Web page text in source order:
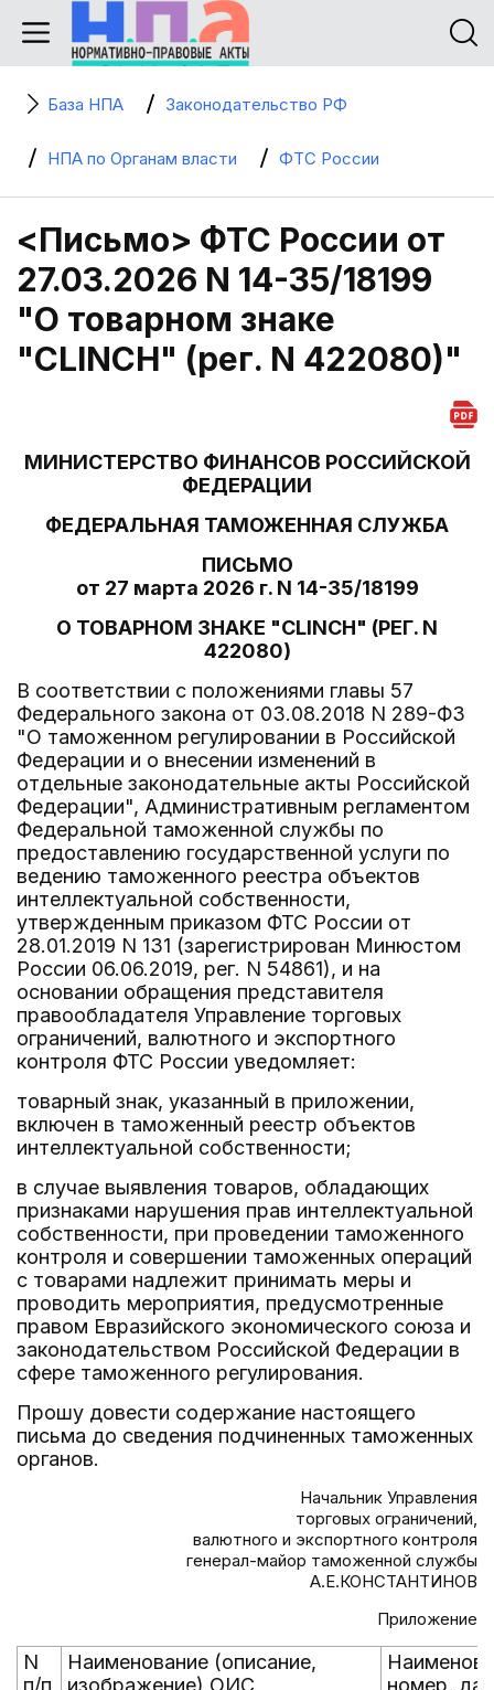
База НПА Законодательство РФ
НПА по Органам власти ФТС России
<Письмо> ФТС России от
27.03.2026 N 14-35/18199
"О товарном знаке
"CLINCH" (рег. N 422080)"
МИНИСТЕРСТВО ФИНАНСОВ РОССИЙСКОЙ
ФЕДЕРАЦИИ
ФЕДЕРАЛЬНАЯ ТАМОЖЕННАЯ СЛУЖБА
ПИСЬМО
от 27 марта 2026 г. N 14-35/18199
О ТОВАРНОМ ЗНАКЕ "CLINCH" (РЕГ. N
422080)
В соответствии с положениями главы 57
Федерального закона от 03.08.2018 N 289-ФЗ
"О таможенном регулировании в Российской
Федерации и о внесении изменений в
отдельные законодательные акты Российской
Федерации", Административным регламентом
Федеральной таможенной службы по
предоставлению государственной услуги по
ведению таможенного реестра объектов
интеллектуальной собственности,
утвержденным приказом ФТС России от
28.01.2019 N 131 (зарегистрирован Минюстом
России 06.06.2019, рег. N 54861), и на
основании обращения представителя
правообладателя Управление торговых
ограничений, валютного и экспортного
контроля ФТС России уведомляет:
товарный знак, указанный в приложении,
включен в таможенный реестр объектов
интеллектуальной собственности;
в случае выявления товаров, обладающих
признаками нарушения прав интеллектуальной
собственности, при проведении таможенного
контроля и совершении таможенных операций
с товарами надлежит принимать меры и
проводить мероприятия, предусмотренные
правом Евразийского экономического союза и
законодательством Российской Федерации в
сфере таможенного регулирования.
Прошу довести содержание настоящего
письма до сведения подчиненных таможенных
органов.
Начальник Управления
торговых ограничений,
валютного и экспортного контроля
генерал-майор таможенной службы
А.Е.КОНСТАНТИНОВ
Приложение
N
п/п
Наименование (описание,
изображение) ОИС
номер,